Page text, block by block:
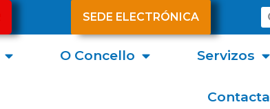
SEDE ELECTRÓNICA
O Concello Servizos
Contacta